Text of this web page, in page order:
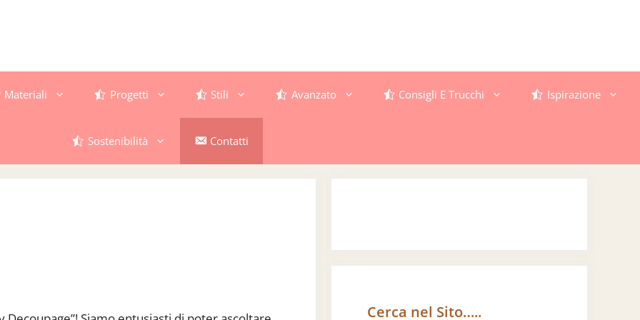
Materiali Progetti Stili Avanzato Consigli E Trucchi Ispirazione
Sostenibilità Contatti
Cerca nel Sito…..